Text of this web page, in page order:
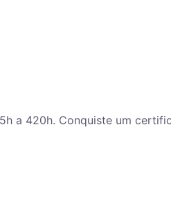
a 420h. Conquiste um